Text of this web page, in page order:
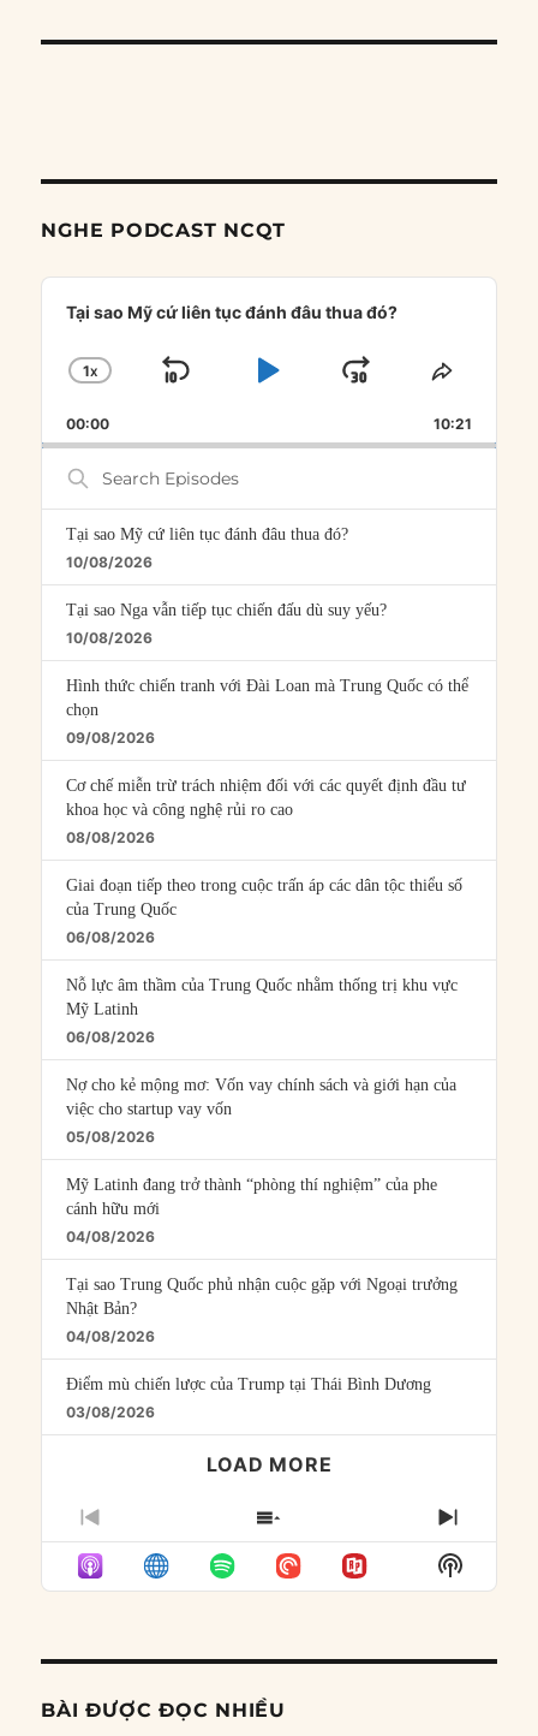
NGHE PODCAST NCQT
Audio
Player
Tại sao Mỹ cứ liên tục đánh đâu thua đó?
CHANGE
RATE
1X
SKIP
PLAYJUMP
FORWARD
SHARE
00:00 10:21
Search
Episodes
Tại sao Mỹ cứ liên tục đánh đâu thua đó?
10/08/2026
Tại sao Nga vẫn tiếp tục chiến đấu dù suy yếu?
10/08/2026
Hình thức chiến tranh với Đài Loan mà Trung Quốc có thể
chọn
09/08/2026
Cơ chế miễn trừ trách nhiệm đối với các quyết định đầu tư
khoa học và công nghệ rủi ro cao
08/08/2026
Giai đoạn tiếp theo trong cuộc trấn áp các dân tộc thiểu số
của Trung Quốc
06/08/2026
Nỗ lực âm thầm của Trung Quốc nhằm thống trị khu vực
Mỹ Latinh
06/08/2026
Nợ cho kẻ mộng mơ: Vốn vay chính sách và giới hạn của
việc cho startup vay vốn
05/08/2026
Mỹ Latinh đang trở thành “phòng thí nghiệm” của phe
cánh hữu mới
04/08/2026
Tại sao Trung Quốc phủ nhận cuộc gặp với Ngoại trưởng
Nhật Bản?
04/08/2026
Điểm mù chiến lược của Trump tại Thái Bình Dương
03/08/2026
LOAD MORE
PREVIOUS
EPISODE
SHOW
EPISODES
LIST
NEXT
Show
Podcast
BÀI ĐƯỢC ĐỌC NHIỀU